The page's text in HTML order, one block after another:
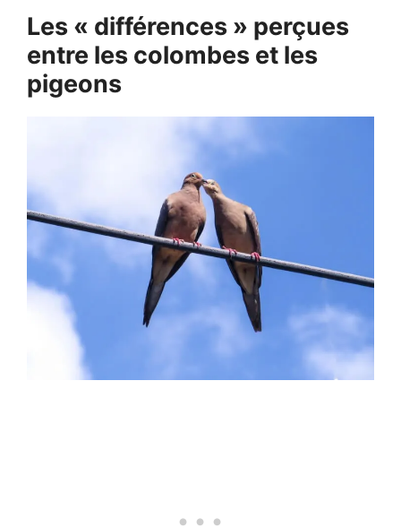
Les « différences » perçues
entre les colombes et les
pigeons